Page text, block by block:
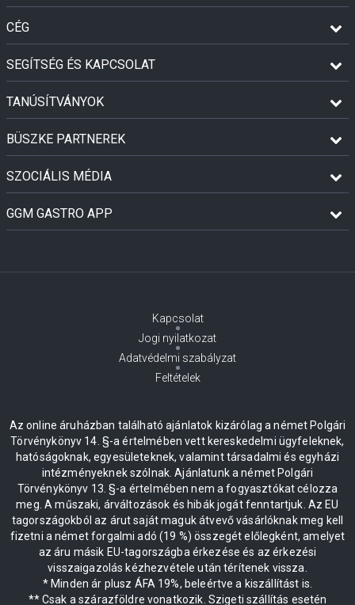
CÉG
SEGÍTSÉG ÉS KAPCSOLAT
TANÚSÍTVÁNYOK
BÜSZKE PARTNEREK
SZOCIÁLIS MÉDIA
GGM GASTRO APP
Kapcsolat
Jogi nyilatkozat
Adatvédelmi szabályzat
Feltételek
Az online áruházban található ajánlatok kizárólag a német Polgári
Törvénykönyv 14. §-a értelmében vett kereskedelmi ügyfeleknek,
hatóságoknak, egyesületeknek, valamint társadalmi és egyházi
intézményeknek szólnak. Ajánlatunk a német Polgári
Törvénykönyv 13. §-a értelmében nem a fogyasztókat célozza
meg. A műszaki, árváltozások és hibák jogát fenntartjuk. Az EU
tagországokból az árut saját maguk átvevő vásárlóknak meg kell
fizetni a német forgalmi adó (19 %) összegét előlegként, amelyet
az áru másik EU-tagországba érkezése és az érkezési
visszaigazolás kézhezvétele után térítenek vissza.
* Minden ár plusz ÁFA 19%, beleértve a kiszállítást is.
** Csak a szárazföldre vonatkozik. Szigeti szállítás esetén